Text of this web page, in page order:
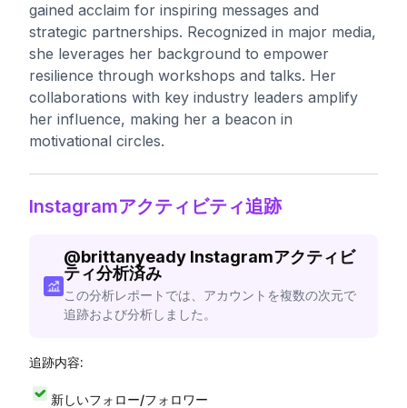
gained acclaim for inspiring messages and
strategic partnerships. Recognized in major media,
she leverages her background to empower
resilience through workshops and talks. Her
collaborations with key industry leaders amplify
her influence, making her a beacon in
motivational circles.
Instagramアクティビティ追跡
@brittanyeady Instagramアクティビ
ティ分析済み
この分析レポートでは、アカウントを複数の次元で
追跡および分析しました。
追跡内容:
新しいフォロー/フォロワー